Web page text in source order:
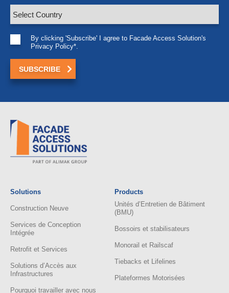
By clicking 'Subscribe' I agree to Facade Access Solution's
Privacy Policy*.
Solutions
Construction Neuve
Services de Conception
Intégrée
Retrofit et Services
Solutions d’Accès aux
Infrastructures
Pourquoi travailler avec nous
Products
Unités d’Entretien de Bâtiment
(BMU)
Bossoirs et stabilisateurs
Monorail et Railscaf
Tiebacks et Lifelines
Plateformes Motorisées